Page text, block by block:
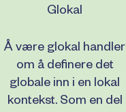
Glokal
Å være glokal handler
om å definere det
globale inn i en lokal
kontekst. Som en del